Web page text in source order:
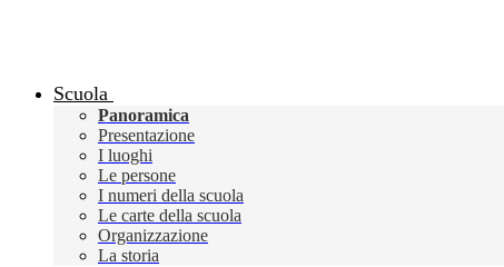
Scuola
Panoramica
Presentazione
I luoghi
Le persone
I numeri della scuola
Le carte della scuola
Organizzazione
La storia